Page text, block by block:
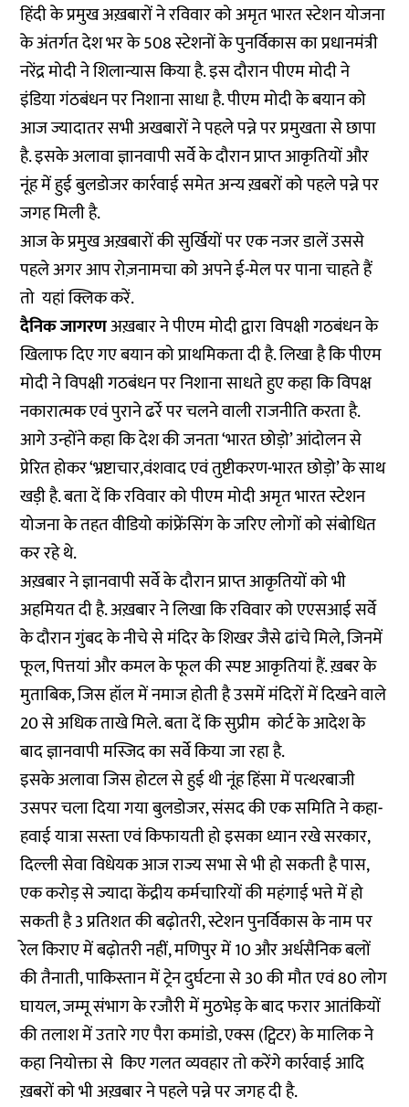
हिंदी के प्रमुख अख़बारों ने रविवार को अमृत भारत स्टेशन योजना
के अंतर्गत देश भर के 508 स्टेशनों के पुनर्विकास का प्रधानमंत्री
नरेंद्र मोदी ने शिलान्यास किया है. इस दौरान पीएम मोदी ने
इंडिया गंठबंधन पर निशाना साधा है. पीएम मोदी के बयान को
आज ज्यादातर सभी अखबारों ने पहले पन्ने पर प्रमुखता से छापा
है. इसके अलावा ज्ञानवापी सर्वे के दौरान प्राप्त आकृतियों और
नूंह में हुई बुलडोजर कार्रवाई समेत अन्य ख़बरों को पहले पन्ने पर
जगह मिली है.
आज के प्रमुख अख़बारों की सुर्खियों पर एक नजर डालें उससे
पहले अगर आप रोज़नामचा को अपने ई-मेल पर पाना चाहते हैं
तोयहांक्लिक करें.
दैनिक जागरणअख़बार ने पीएम मोदी द्वारा विपक्षी गठबंधन के
खिलाफ दिए गए बयान को प्राथमिकता दी है. लिखा है कि पीएम
मोदी ने विपक्षी गठबंधन पर निशाना साधते हुए कहा कि विपक्ष
नकारात्मक एवं पुराने ढर्रे पर चलने वाली राजनीति करता है.
आगे उन्होंने कहा कि देश की जनता ‘भारत छोड़ो’ आंदोलन से
प्रेरित होकर ‘भ्रष्टाचार,वंशवाद एवं तुष्टीकरण-भारत छोड़ो’ के साथ
खड़ी है. बता दें कि रविवार को पीएम मोदी अमृत भारत स्टेशन
योजना के तहत वीडियो कांफ्रेंसिंग के जरिए लोगों को संबोधित
कर रहे थे.
अख़बार ने ज्ञानवापी सर्वे के दौरान प्राप्त आकृतियों को भी
अहमियत दी है. अख़बार ने लिखा कि रविवार को एएसआई सर्वे
के दौरान गुंबद के नीचे से मंदिर के शिखर जैसे ढांचे मिले, जिनमें
फूल, पित्तयां और कमल के फूल की स्पष्ट आकृतियां हैं. ख़बर के
मुताबिक, जिस हॉल में नमाज होती है उसमें मंदिरों में दिखने वाले
20 से अधिक ताखे मिले. बता दें कि सुप्रीम कोर्ट के आदेश के
बाद ज्ञानवापी मस्जिद का सर्वे किया जा रहा है.
इसके अलावा जिस होटल से हुई थी नूंह हिंसा में पत्थरबाजी
उसपर चला दिया गया बुलडोजर, संसद की एक समिति ने कहा-
हवाई यात्रा सस्ता एवं किफायती हो इसका ध्यान रखे सरकार,
दिल्ली सेवा विधेयक आज राज्य सभा से भी हो सकती है पास,
एक करोड़ से ज्यादा केंद्रीय कर्मचारियों की महंगाई भत्ते में हो
सकती है 3 प्रतिशत की बढ़ोतरी, स्टेशन पुनर्विकास के नाम पर
रेल किराए में बढ़ोतरी नहीं, मणिपुर में 10 और अर्धसैनिक बलों
की तैनाती, पाकिस्तान में ट्रेन दुर्घटना से 30 की मौत एवं 80 लोग
घायल, जम्मू संभाग के रजौरी में मुठभेड़ के बाद फरार आतंकियों
की तलाश में उतारे गए पैरा कमांडो, एक्स (ट्विटर) के मालिक ने
कहा नियोक्ता से किए गलत व्यवहार तो करेंगे कार्रवाई आदि
ख़बरों को भी अख़बार ने पहले पन्ने पर जगह दी है.